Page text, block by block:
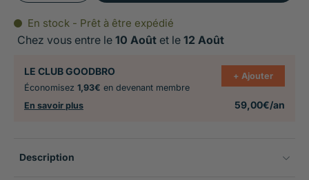
100% végétale et biologique, sans métaux
France
En stock - Prêt à être expédié
Chez vous entre le 10 Août et le 12 Août
LE CLUB GOODBRO
Économisez 1,93€ en devenant membre
En savoir plus
+ Ajouter
59,00€/an
Description